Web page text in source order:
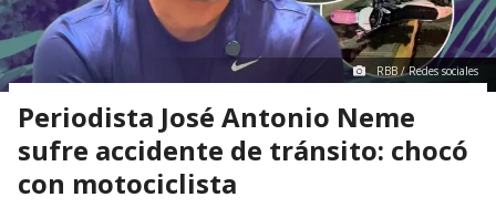
RBB / Redes sociales
Periodista José Antonio Neme
sufre accidente de tránsito: chocó
con motociclista